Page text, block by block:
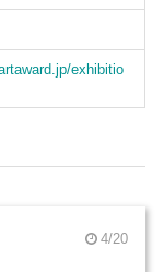
exhibitio
4/20